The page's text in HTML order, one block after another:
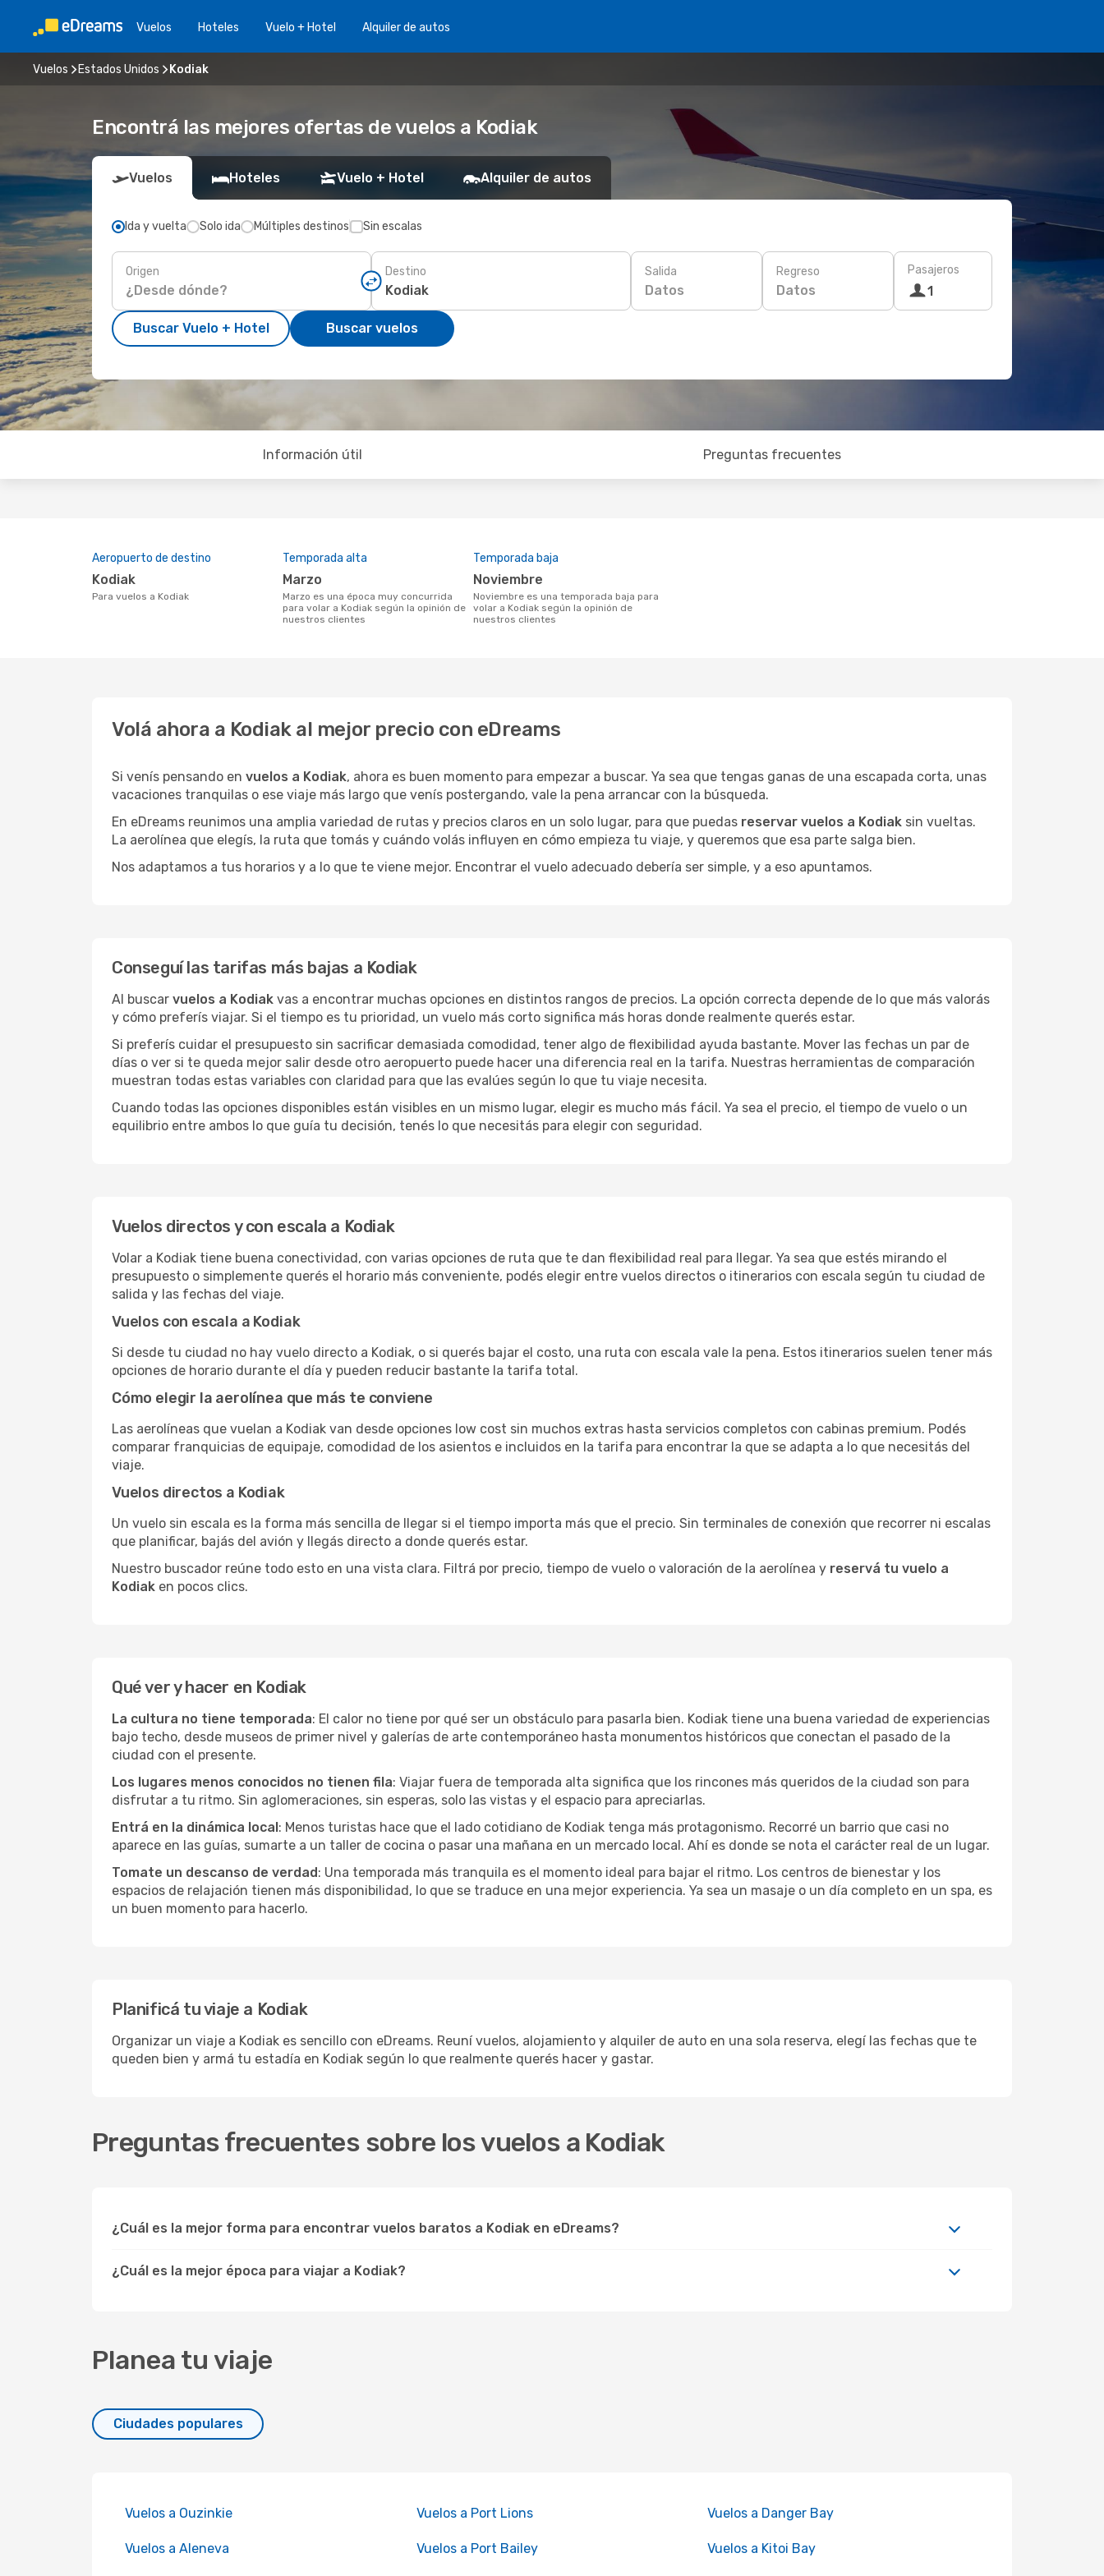
Vuelos Hoteles Vuelo + Hotel Alquiler de autos
Vuelos Estados Unidos Kodiak
Encontrá las mejores ofertas de vuelos a Kodiak
Vuelos Hoteles Vuelo + Hotel Alquiler de autos
Ida y vuelta Solo ida Múltiples destinos Sin escalas
Origen Destino Salida
Datos
Regreso
Datos
Pasajeros
1
Buscar Vuelo + Hotel Buscar vuelos
Información útil Preguntas frecuentes
Aeropuerto de destino
Kodiak
Para vuelos a Kodiak
Temporada alta
marzo
marzo es una época muy concurrida
para volar a Kodiak según la opinión de
nuestros clientes
Temporada baja
noviembre
noviembre es una temporada baja para
volar a Kodiak según la opinión de
nuestros clientes
Volá ahora a Kodiak al mejor precio con eDreams
Si venís pensando en vuelos a Kodiak, ahora es buen momento para empezar a buscar. Ya sea que tengas ganas de una escapada corta, unas
vacaciones tranquilas o ese viaje más largo que venís postergando, vale la pena arrancar con la búsqueda.
En eDreams reunimos una amplia variedad de rutas y precios claros en un solo lugar, para que puedas reservar vuelos a Kodiak sin vueltas.
La aerolínea que elegís, la ruta que tomás y cuándo volás influyen en cómo empieza tu viaje, y queremos que esa parte salga bien.
Nos adaptamos a tus horarios y a lo que te viene mejor. Encontrar el vuelo adecuado debería ser simple, y a eso apuntamos.
Conseguí las tarifas más bajas a Kodiak
Al buscar vuelos a Kodiak vas a encontrar muchas opciones en distintos rangos de precios. La opción correcta depende de lo que más valorás
y cómo preferís viajar. Si el tiempo es tu prioridad, un vuelo más corto significa más horas donde realmente querés estar.
Si preferís cuidar el presupuesto sin sacrificar demasiada comodidad, tener algo de flexibilidad ayuda bastante. Mover las fechas un par de
días o ver si te queda mejor salir desde otro aeropuerto puede hacer una diferencia real en la tarifa. Nuestras herramientas de comparación
muestran todas estas variables con claridad para que las evalúes según lo que tu viaje necesita.
Cuando todas las opciones disponibles están visibles en un mismo lugar, elegir es mucho más fácil. Ya sea el precio, el tiempo de vuelo o un
equilibrio entre ambos lo que guía tu decisión, tenés lo que necesitás para elegir con seguridad.
Vuelos directos y con escala a Kodiak
Volar a Kodiak tiene buena conectividad, con varias opciones de ruta que te dan flexibilidad real para llegar. Ya sea que estés mirando el
presupuesto o simplemente querés el horario más conveniente, podés elegir entre vuelos directos o itinerarios con escala según tu ciudad de
salida y las fechas del viaje.
Vuelos con escala a Kodiak
Si desde tu ciudad no hay vuelo directo a Kodiak, o si querés bajar el costo, una ruta con escala vale la pena. Estos itinerarios suelen tener más
opciones de horario durante el día y pueden reducir bastante la tarifa total.
Cómo elegir la aerolínea que más te conviene
Las aerolíneas que vuelan a Kodiak van desde opciones low cost sin muchos extras hasta servicios completos con cabinas premium. Podés
comparar franquicias de equipaje, comodidad de los asientos e incluidos en la tarifa para encontrar la que se adapta a lo que necesitás del
viaje.
Vuelos directos a Kodiak
Un vuelo sin escala es la forma más sencilla de llegar si el tiempo importa más que el precio. Sin terminales de conexión que recorrer ni escalas
que planificar, bajás del avión y llegás directo a donde querés estar.
Nuestro buscador reúne todo esto en una vista clara. Filtrá por precio, tiempo de vuelo o valoración de la aerolínea y reservá tu vuelo a
Kodiak en pocos clics.
Qué ver y hacer en Kodiak
La cultura no tiene temporada: El calor no tiene por qué ser un obstáculo para pasarla bien. Kodiak tiene una buena variedad de experiencias
bajo techo, desde museos de primer nivel y galerías de arte contemporáneo hasta monumentos históricos que conectan el pasado de la
ciudad con el presente.
Los lugares menos conocidos no tienen fila: Viajar fuera de temporada alta significa que los rincones más queridos de la ciudad son para
disfrutar a tu ritmo. Sin aglomeraciones, sin esperas, solo las vistas y el espacio para apreciarlas.
Entrá en la dinámica local: Menos turistas hace que el lado cotidiano de Kodiak tenga más protagonismo. Recorré un barrio que casi no
aparece en las guías, sumarte a un taller de cocina o pasar una mañana en un mercado local. Ahí es donde se nota el carácter real de un lugar.
Tomate un descanso de verdad: Una temporada más tranquila es el momento ideal para bajar el ritmo. Los centros de bienestar y los
espacios de relajación tienen más disponibilidad, lo que se traduce en una mejor experiencia. Ya sea un masaje o un día completo en un spa, es
un buen momento para hacerlo.
Planificá tu viaje a Kodiak
Organizar un viaje a Kodiak es sencillo con eDreams. Reuní vuelos, alojamiento y alquiler de auto en una sola reserva, elegí las fechas que te
queden bien y armá tu estadía en Kodiak según lo que realmente querés hacer y gastar.
Preguntas frecuentes sobre los vuelos a Kodiak
¿Cuál es la mejor forma para encontrar vuelos baratos a Kodiak en eDreams?
¿Cuál es la mejor época para viajar a Kodiak?
Planea tu viaje
Ciudades populares
Vuelos a Ouzinkie Vuelos a Port Lions Vuelos a Danger Bay
Vuelos a Aleneva Vuelos a Port Bailey Vuelos a Kitoi Bay